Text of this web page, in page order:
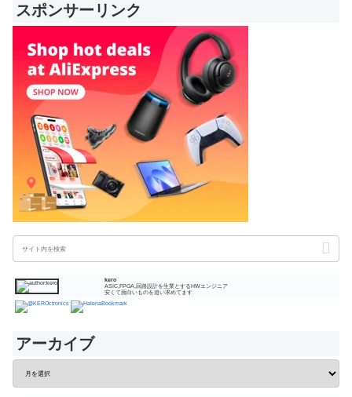
スポンサーリンク
kero
ASIC,FPGA,回路設計を生業とするHWエンジニア
安くて面白いものを追い求めてます
アーカイブ